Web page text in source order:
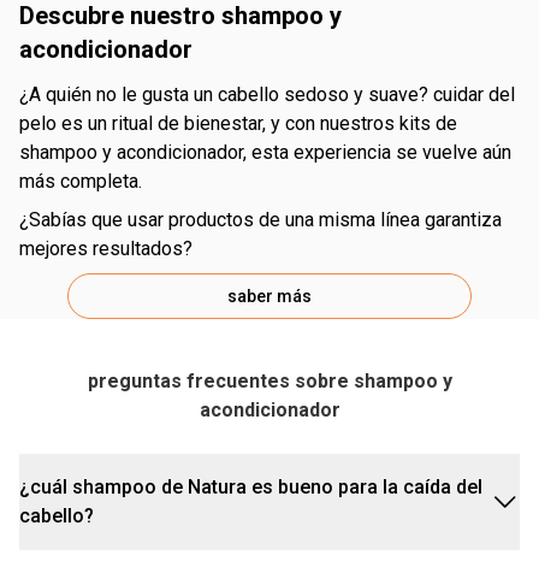
descubre nuestro shampoo y
acondicionador
¿a quién no le gusta un cabello sedoso y suave? cuidar del
pelo es un ritual de bienestar, y con nuestros kits de
shampoo y acondicionador, esta experiencia se vuelve aún
más completa.
¿sabías que usar productos de una misma línea garantiza
mejores resultados?
saber más
preguntas frecuentes sobre shampoo y
acondicionador
¿cuál shampoo de Natura es bueno para la caída del
cabello?